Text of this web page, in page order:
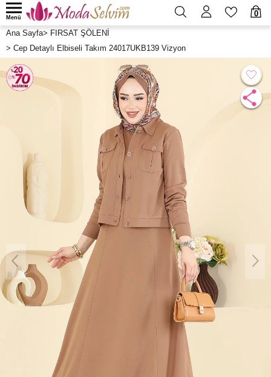
0
Menü
Ana Sayfa> FIRSAT ŞÖLENİ
> Cep Detaylı Elbiseli Takım 24017UKB139 Vizyon